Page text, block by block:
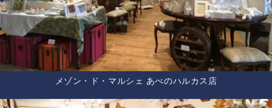
メゾン・ド・マルシェ あべのハルカス店